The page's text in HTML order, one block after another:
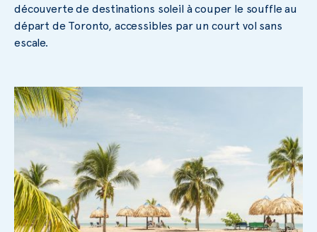
découverte de destinations soleil à couper le souffle au
départ de Toronto, accessibles par un court vol sans
escale.